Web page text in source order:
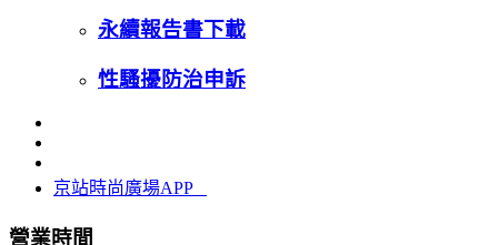
永續報告書下載
性騷擾防治申訴
京站時尚廣場APP
營業時間